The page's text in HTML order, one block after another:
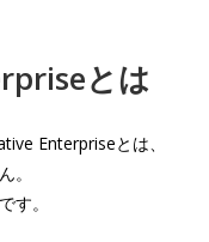
とは
Enterpriseとは、
。
す。